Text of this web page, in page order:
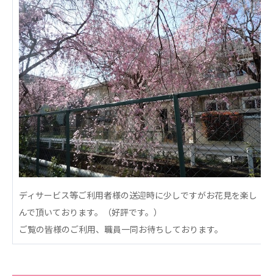
社会福祉法人 共生会
特別養護老人ホーム 共生の家
株式会社 アジアメデカ元気事業団
アジアメデカ元気事業団
株式会社 爽やかな風九州
爽やかな風九州
株式会社 七星
七星
社会福祉法人 福ふく
福ふく
株式会社 せきれい
せきれい
心の会
医療（共に生きる仲間達）
ディサービス等ご利用者様の送迎時に少しですがお花見を楽し
んで頂いております。（好評です。）
ご覧の皆様のご利用、職員一同お待ちしております。